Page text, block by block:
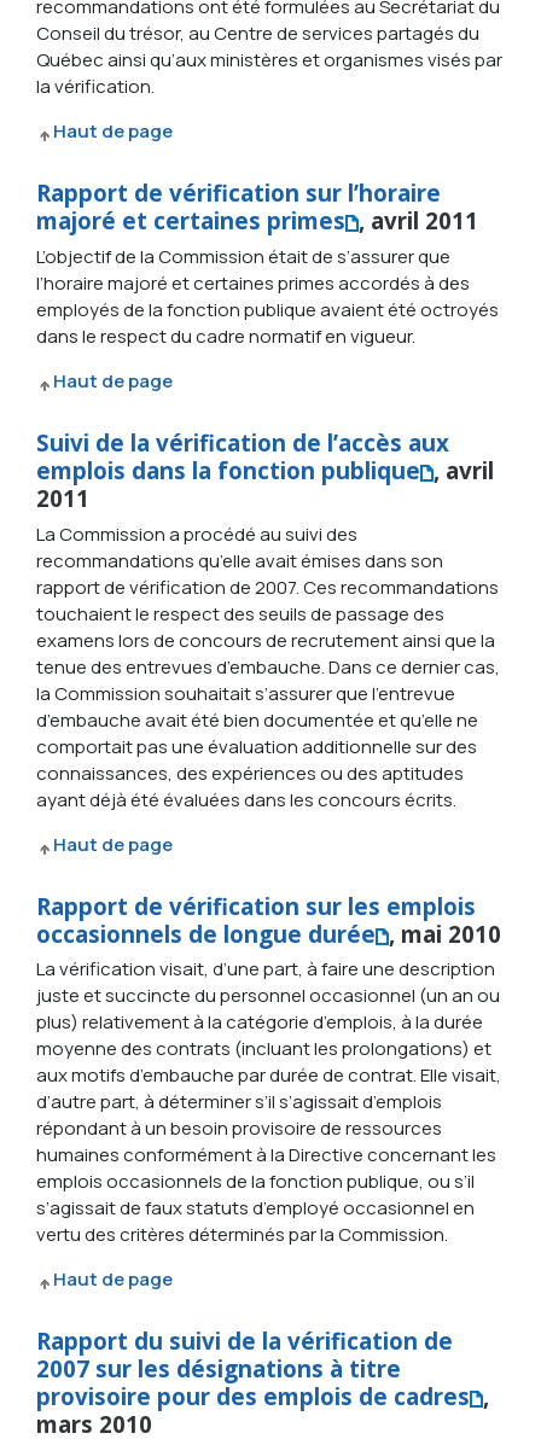
recommandations ont été formulées au Secrétariat du
Conseil du trésor, au Centre de services partagés du
Québec ainsi qu’aux ministères et organismes visés par
la vérification.
Haut de page
Rapport de vérification sur l’horaire
majoré et certaines primes , avril 2011
L’objectif de la Commission était de s’assurer que
l’horaire majoré et certaines primes accordés à des
employés de la fonction publique avaient été octroyés
dans le respect du cadre normatif en vigueur.
Haut de page
Suivi de la vérification de l’accès aux
emplois dans la fonction publique , avril
2011
La Commission a procédé au suivi des
recommandations qu’elle avait émises dans son
rapport de vérification de 2007. Ces recommandations
touchaient le respect des seuils de passage des
examens lors de concours de recrutement ainsi que la
tenue des entrevues d’embauche. Dans ce dernier cas,
la Commission souhaitait s’assurer que l’entrevue
d’embauche avait été bien documentée et qu’elle ne
comportait pas une évaluation additionnelle sur des
connaissances, des expériences ou des aptitudes
ayant déjà été évaluées dans les concours écrits.
Haut de page
Rapport de vérification sur les emplois
occasionnels de longue durée , mai 2010
La vérification visait, d’une part, à faire une description
juste et succincte du personnel occasionnel (un an ou
plus) relativement à la catégorie d’emplois, à la durée
moyenne des contrats (incluant les prolongations) et
aux motifs d’embauche par durée de contrat. Elle visait,
d’autre part, à déterminer s’il s’agissait d’emplois
répondant à un besoin provisoire de ressources
humaines conformément à la Directive concernant les
emplois occasionnels de la fonction publique, ou s’il
s’agissait de faux statuts d’employé occasionnel en
vertu des critères déterminés par la Commission.
Haut de page
Rapport du suivi de la vérification de
2007 sur les désignations à titre
provisoire pour des emplois de cadres ,
mars 2010